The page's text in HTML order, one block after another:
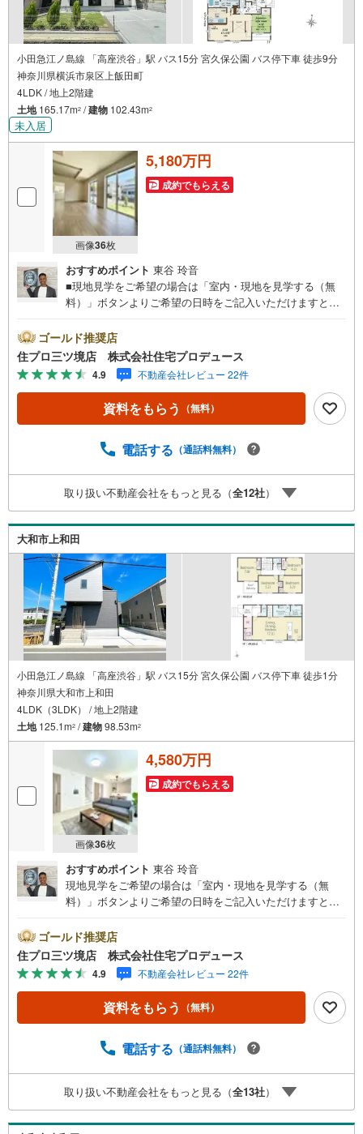
小田急江ノ島線 「高座渋谷」駅 バス15分 宮久保公園 バス停下車 徒歩9分
神奈川県横浜市泉区上飯田町
4LDK / 地上2階建
土地165.17m2 /建物 102.43m2
未入居
画像36枚
5,180万円
成約でもらえる
おすすめポイント 東谷 玲音
■現地見学をご希望の場合は「室内・現地を見学する（無
料）」ボタンよりご希望の日時をご記入いただけますとス
区・戸塚区・大和市に強い！ 住プロは、泉区・瀬谷区・旭
区・戸塚区・大和市の不動産売買専門会社です！最新物件
情報や当社限定の物件情報も多数ご用意！お気軽にお問合
せ下さい!! -------------- 弊社独自の住宅ローン提案システム
弊社ではファイナンシャル専門スタッフによる【丁寧な資
金アドバイス】【ファイナンシャルプラン提案書の作成】
年時の住宅ローン残高】【住宅購入者だけが加入できる無
ス】これから多くなる【教育費】住宅を買った後から始ま
る【住宅ローン返済】65歳以上から必要になる【老後の費
用負担】住宅探しの【このタイミング】で不安な部分を明
確にしていきませんか？？ --------------
ゴールド推奨店
住プロ三ツ境店 株式会社住宅プロデュース
4.9 不動産会社レビュー 22件
資料をもらう （無料）
電話する （通話料無料）
取り扱い不動産会社をもっと見る（全12社）
大和市上和田
小田急江ノ島線 「高座渋谷」駅 バス15分 宮久保公園 バス停下車 徒歩1分
神奈川県大和市上和田
4LDK（3LDK） / 地上2階建
土地125.1m2 /建物98.53m2
画像36枚
4,580万円
成約でもらえる
おすすめポイント 東谷 玲音
現地見学をご希望の場合は「室内・現地を見学する（無
料）」ボタンよりご希望の日時をご記入いただけますとス
アに強い！ 住プロは、大和市・綾瀬市エリアの不動産売買
専門会社です！最新物件情報や当社限定で販売する物件情
報も多数ございますので、お気軽にお問合せ下さい！ -------
------- 弊社独自の住宅ローン提案システム 弊社ではファイ
ナンシャル専門スタッフによる【丁寧な資金アドバイス】
【ファイナンシャルプラン提案書の作成】を随時行ってお
ン残高】【住宅購入者だけが加入できる無料の生命保険】
なる【教育費】住宅を買った後から始まる【住宅ローン返
済】65歳以上から必要になる【老後の費用負担】住宅探し
の【このタイミング】で不安な部分を明確にしていきませ
んか？？ --------------
ゴールド推奨店
住プロ三ツ境店 株式会社住宅プロデュース
4.9 不動産会社レビュー 22件
資料をもらう （無料）
電話する （通話料無料）
取り扱い不動産会社をもっと見る（全13社）